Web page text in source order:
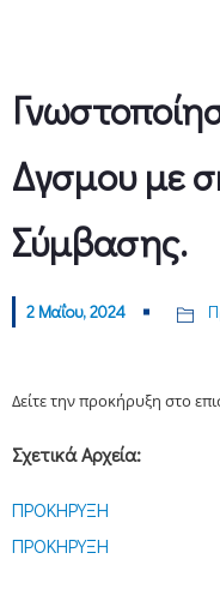
Δγσμου με
Σύμβασης.
2 Μαΐου, 2024
Δείτε την προκήρυξη στο
Σχετικά Αρχεία:
ΠΡΟΚΗΡΥΞΗ
ΠΡΟΚΗΡΥΞΗ